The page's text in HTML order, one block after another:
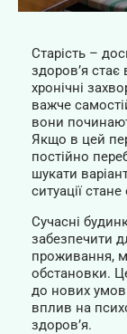
Старість –
здоров’я
хронічні
важче
вони
Якщо в цей
постійно
шукати
ситуації
Сучасні
забезпечити
проживання,
обстановки.
до нових
вплив на
здоров’я.